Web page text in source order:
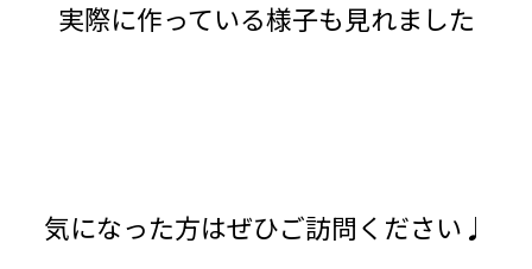
実際に作っている様子も見れました
気になった方はぜひご訪問ください♩